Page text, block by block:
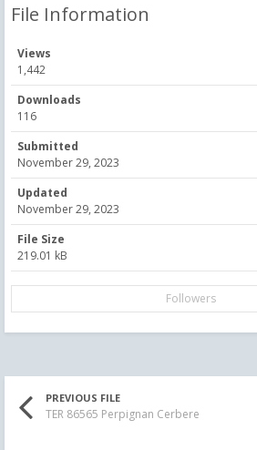
File Information
Views
1,442
Downloads
116
Submitted
November 29, 2023
Updated
November 29, 2023
File Size
219.01 kB
Followers
PREVIOUS FILE
TER 86565 Perpignan Cerbere